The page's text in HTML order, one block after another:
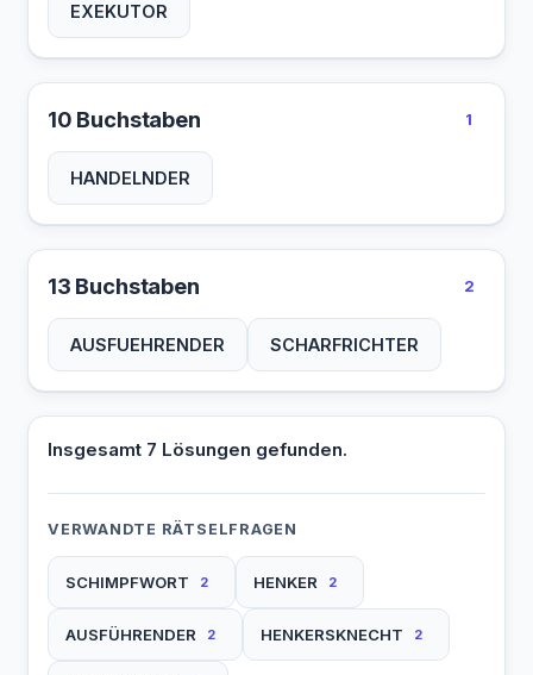
EXEKUTOR
10 Buchstaben 1
HANDELNDER
13 Buchstaben 2
AUSFUEHRENDER SCHARFRICHTER
Insgesamt 7 Lösungen gefunden.
VERWANDTE RÄTSELFRAGEN
SCHIMPFWORT 2 HENKER 2
AUSFÜHRENDER 2 HENKERSKNECHT 2